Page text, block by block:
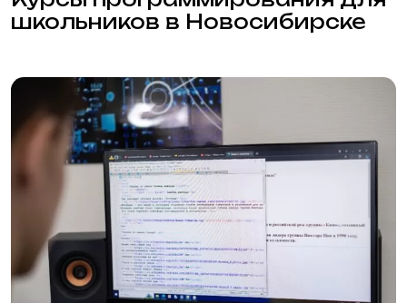
Сайт разработан
Мы используем файлы cookie. Продолжая
использовать данный сайт, вы соглашаетесь с
этим в соответствии с условиями, указанными
поссылке. Согласен